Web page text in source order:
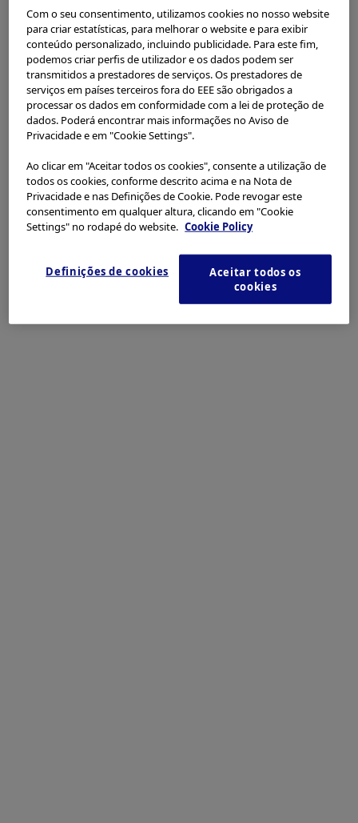
efforts and develop diverse training program, through
experience sharing, resources distribution and support the
establishment of standard of practices in various countries.
Urological Association of Asia
Americas
Li e aceito os termos de uso.
Discordo
Aceita
Com o seu consentimento, utilizamos cookies no nosso website
para criar estatísticas, para melhorar o website e para exibir
conteúdo personalizado, incluindo publicidade. Para este fim,
podemos criar perfis de utilizador e os dados podem ser
transmitidos a prestadores de serviços. Os prestadores de
serviços em países terceiros fora do EEE são obrigados a
processar os dados em conformidade com a lei de proteção de
dados. Poderá encontrar mais informações no Aviso de
Privacidade e em "Cookie Settings".
Ao clicar em "Aceitar todos os cookies", consente a utilização de
todos os cookies, conforme descrito acima e na Nota de
Privacidade e nas Definições de Cookie. Pode revogar este
consentimento em qualquer altura, clicando em "Cookie
Settings" no rodapé do website. Cookie Policy
Definições de cookies
Aceitar todos os
cookies